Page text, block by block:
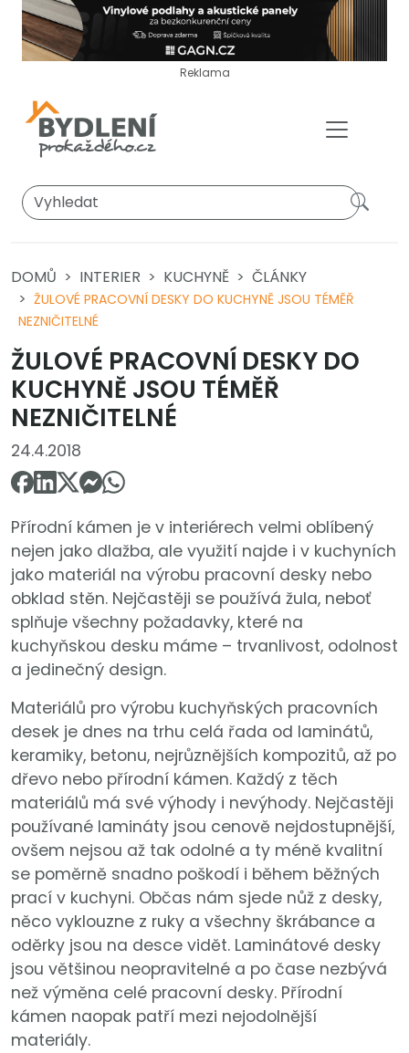
Reklama
DOMŮ INTERIER KUCHYNĚ ČLÁNKY
ŽULOVÉ PRACOVNÍ DESKY DO KUCHYNĚ JSOU TÉMĚŘ
NEZNIČITELNÉ
ŽULOVÉ PRACOVNÍ DESKY DO
KUCHYNĚ JSOU TÉMĚŘ
NEZNIČITELNÉ
24.4.2018
Přírodní kámen je v interiérech velmi oblíbený
nejen jako dlažba, ale využití najde i v kuchyních
jako materiál na výrobu pracovní desky nebo
obklad stěn. Nejčastěji se používá žula, neboť
splňuje všechny požadavky, které na
kuchyňskou desku máme – trvanlivost, odolnost
a jedinečný design.
Materiálů pro výrobu kuchyňských pracovních
desek je dnes na trhu celá řada od laminátů,
keramiky, betonu, nejrůznějších kompozitů, až po
dřevo nebo přírodní kámen. Každý z těch
materiálů má své výhody i nevýhody. Nejčastěji
používané lamináty jsou cenově nejdostupnější,
ovšem nejsou až tak odolné a ty méně kvalitní
se poměrně snadno poškodí i během běžných
prací v kuchyni. Občas nám sjede nůž z desky,
něco vyklouzne z ruky a všechny škrábance a
oděrky jsou na desce vidět. Laminátové desky
jsou většinou neopravitelné a po čase nezbývá
než výměna celé pracovní desky. Přírodní
kámen naopak patří mezi nejodolnější
materiály.